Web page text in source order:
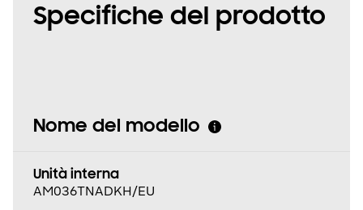
Specifiche del prodotto
Nome del modello
Unità interna
AM036TNADKH/EU